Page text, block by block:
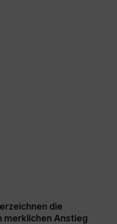
die
merklichen Anstieg